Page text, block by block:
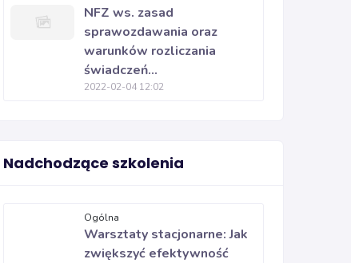
NFZ ws. zasad
sprawozdawania oraz
warunków rozliczania
świadczeń...
2022-02-04 12:02
Nadchodzące szkolenia
Ogólna
Warsztaty stacjonarne: Jak
zwiększyć efektywność